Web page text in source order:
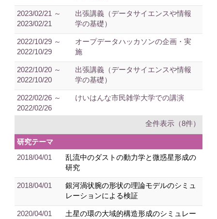
2023/02/21 ～
2023/02/21
出張講義（データサイエンスや情報
学の基礎）
2022/10/29 ～
2022/10/29
オープデータハッカソンの企画・実
施
2022/10/20 ～
2022/10/20
出張講義（データサイエンスや情報
学の基礎）
2022/02/26 ～
2022/02/26
けいはんな市民雑学大学での講演
全件表示（8件）
研究テーマ
2018/04/01
乱流中のダストの動力学と微惑星形成の
研究
2018/04/01
銀河渦状腕の形状の理論モデルのシミュ
レーションによる検証
2020/04/01 土星の環の大域的構造形成のシミュレー